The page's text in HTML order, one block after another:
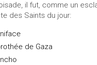
il fut, comme un
des Saints du jour:
de Gaza